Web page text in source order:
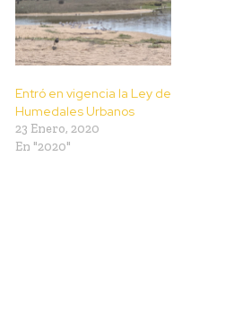
Entró en vigencia la Ley de
Humedales Urbanos
23 Enero, 2020
En "2020"